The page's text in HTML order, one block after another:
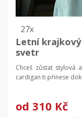
27x
Letní
svetr
Chceš zůstat
cardigan ti přinese
od 310 Kč